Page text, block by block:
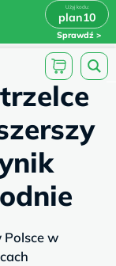
plan10
Sprawdź
plan10 x
Polsce w